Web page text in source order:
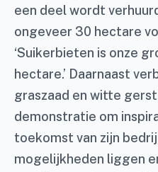
een deel wordt
ongeveer 30 hectare
‘Suikerbieten is onze
hectare.’ Daarnaast
graszaad en witte
demonstratie om
toekomst van zijn
mogelijkheden liggen